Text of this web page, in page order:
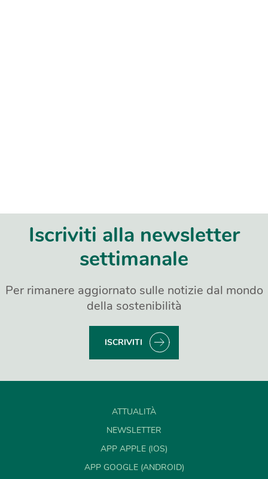
Iscriviti alla newsletter
settimanale
Per rimanere aggiornato sulle notizie dal mondo
della sostenibilità
ISCRIVITI
ATTUALITÀ
NEWSLETTER
APP APPLE (IOS)
APP GOOGLE (ANDROID)